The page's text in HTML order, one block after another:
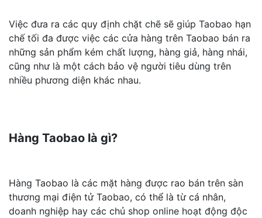
Việc đưa ra các quy định chặt chẽ sẽ giúp Taobao hạn
chế tối đa được việc các cửa hàng trên Taobao bán ra
những sản phẩm kém chất lượng, hàng giả, hàng nhái,
cũng như là một cách bảo vệ người tiêu dùng trên
nhiều phương diện khác nhau.
Hàng Taobao là gì?
Hàng Taobao là các mặt hàng được rao bán trên sàn
thương mại điện tử Taobao, có thể là từ cá nhân,
doanh nghiệp hay các chủ shop online hoạt động độc